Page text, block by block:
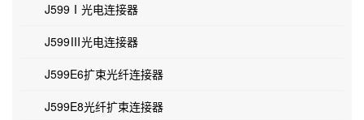
J599Ⅰ光电连接器
J599Ⅲ光电连接器
J599E6扩束光纤连接器
J599E8光纤扩束连接器